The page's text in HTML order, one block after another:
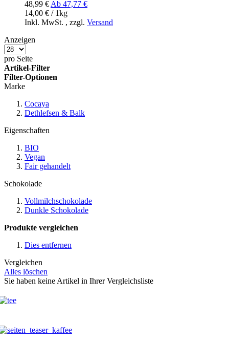
48,99 € Ab 47,77 €
14,00 € / 1kg
Inkl. MwSt. , zzgl. Versand
Anzeigen
pro Seite
Artikel-Filter
Filter-Optionen
Marke
Cocaya
Dethlefsen & Balk
Eigenschaften
BIO
Vegan
Fair gehandelt
Schokolade
Vollmilchschokolade
Dunkle Schokolade
Produkte vergleichen
Dies entfernen
Vergleichen
Alles löschen
Sie haben keine Artikel in Ihrer Vergleichsliste